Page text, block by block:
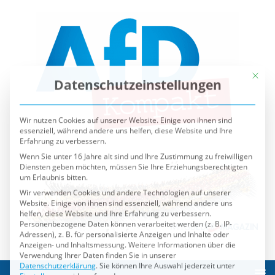
Datenschutzeinstellungen
Wir nutzen Cookies auf unserer Website. Einige von ihnen sind
Erfahrung zu verbessern.
um Erlaubnis bitten.
Wir verwenden Cookies und andere Technologien auf unserer
Website. Einige von ihnen sind essenziell, während andere uns
helfen, diese Website und Ihre Erfahrung zu verbessern.
Personenbezogene Daten können verarbeitet werden (z. B. IP-
Adressen), z. B. für personalisierte Anzeigen und Inhalte oder
Anzeigen- und Inhaltsmessung.
Weitere Informationen über die
Verwendung Ihrer Daten finden Sie in unserer
Datenschutzerklärung.Sie können Ihre Auswahl jederzeit unter
Einstellungen widerrufen oder anpassen.
Es folgt eine Liste der Service-Gruppen, für die eine
Essenziell
Externe Medien